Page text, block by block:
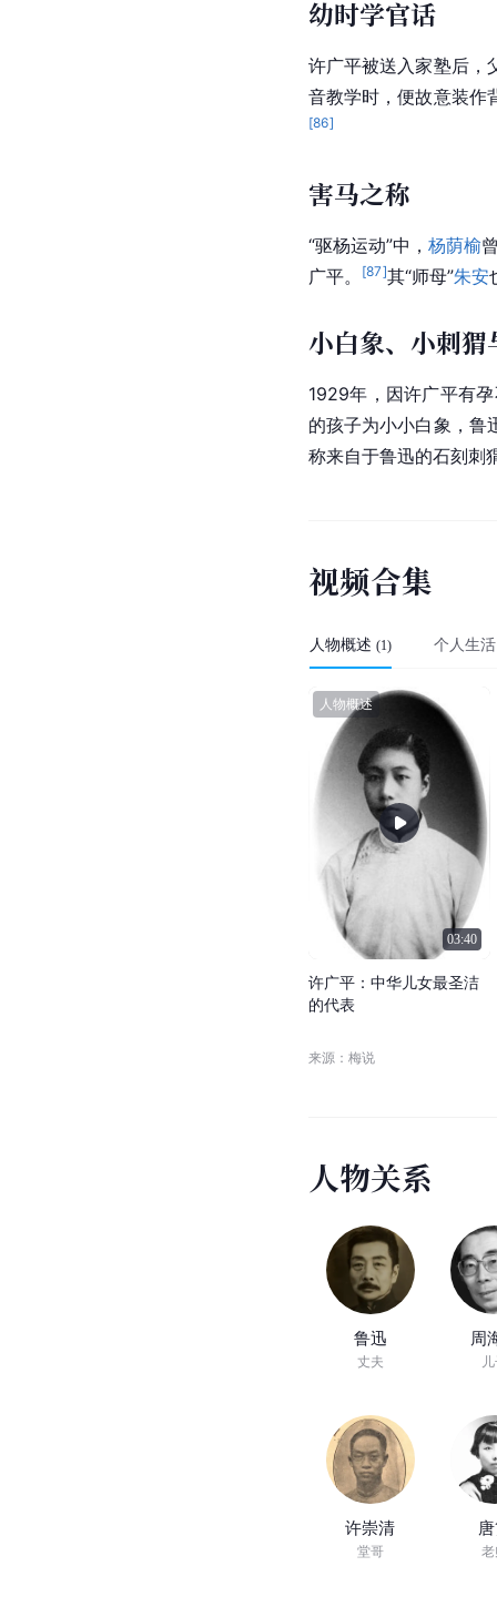
幼时学官话
许广平被送入家塾后，
音教学时，便故意装作
[86]
害马之称
“驱杨运动”中， 杨荫榆
广平。
[87]其“师母”朱安
小白象、小刺猬
1929年，因许广平有
的孩子为小小白象，鲁
称来自于鲁迅的石刻刺
视频合集
人物概述 (1) 个人生活
03:40
人物概述
许广平 ： 中华儿女最圣洁
的代表
来源：梅说
人物关系
鲁迅
丈夫
周
许崇清
堂哥